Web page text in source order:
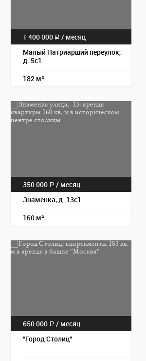
1 400 000 a / месяц
Малый Патриарший переулок,
д. 5с1
182 м²
350 000 a / месяц
Знаменка, д. 13с1
160 м²
650 000 a / месяц
"Город Столиц"